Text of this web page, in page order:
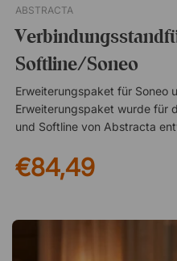
ABSTRACTA
Softline/Soneo
Erweiterungspaket für Soneo
Erweiterungspaket wurde für
und Softline von Abstracta
Mithilfe der mitgelieferten
größere Abschirmungen
Trennwandlösungen
€84,49